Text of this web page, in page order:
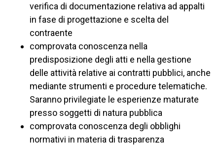
verifica di documentazione relativa ad appalti
in fase di progettazione e scelta del
contraente
comprovata conoscenza nella
predisposizione degli atti e nella gestione
delle attività relative ai contratti pubblici, anche
mediante strumenti e procedure telematiche.
Saranno privilegiate le esperienze maturate
presso soggetti di natura pubblica
comprovata conoscenza degli obblighi
normativi in materia di trasparenza